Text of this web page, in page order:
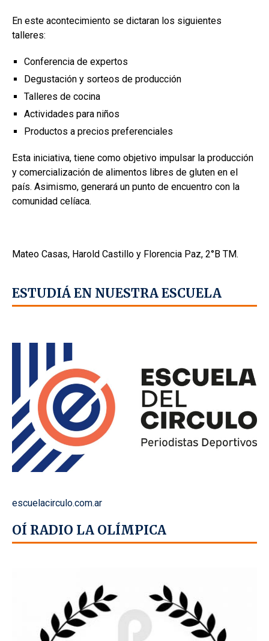
En este acontecimiento se dictaran los siguientes
talleres:
Conferencia de expertos
Degustación y sorteos de producción
Talleres de cocina
Actividades para niños
Productos a precios preferenciales
Esta iniciativa, tiene como objetivo impulsar la producción
y comercialización de alimentos libres de gluten en el
país. Asimismo, generará un punto de encuentro con la
comunidad celíaca.
Mateo Casas, Harold Castillo y Florencia Paz, 2°B TM.
ESTUDIÁ EN NUESTRA ESCUELA
escuelacirculo.com.ar
OÍ RADIO LA OLÍMPICA